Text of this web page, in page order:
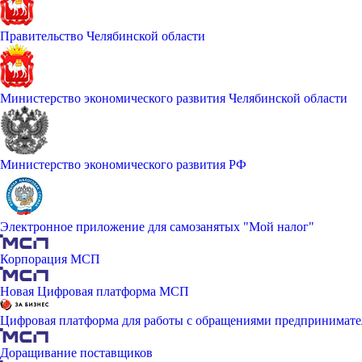
Правительство Челябинской области
Министерство экономического развития Челябинской области
Министерство экономического развития РФ
Электронное приложение для самозанятых "Мой налог"
Корпорация МСП
Новая Цифровая платформа МСП
Цифровая платформа для работы с обращениями
Доращивание поставщиков